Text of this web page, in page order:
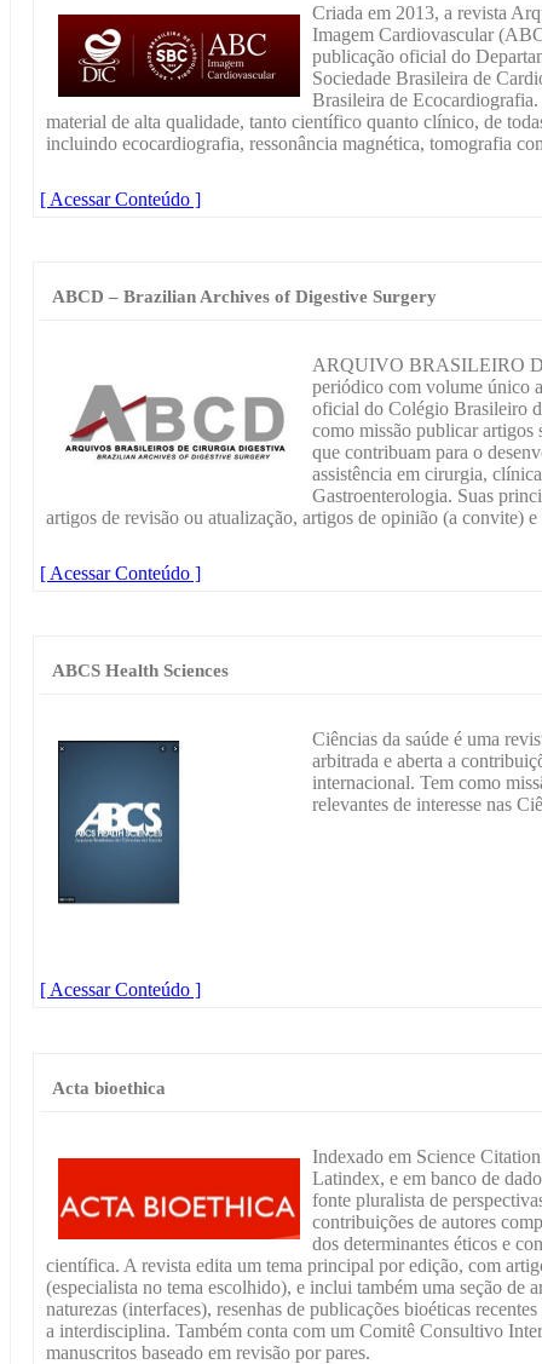
Criada em 2013, a revista
Imagem Cardiovascular
publicação oficial do
Sociedade Brasileira de
Brasileira de
material de alta qualidade, tanto científico quanto clínico, de
incluindo ecocardiografia, ressonância magnética, tomografia
[ Acessar Conteúdo ]
ABCD – Brazilian Archives of Digestive Surgery
ARQUIVO BRASILEIRO
periódico com volume único
oficial do Colégio Brasileiro
como missão publicar artigos
que contribuam para o
assistência em cirurgia,
Gastroenterologia. Suas
artigos de revisão ou atualização, artigos de opinião (a convite) e
[ Acessar Conteúdo ]
ABCS Health Sciences
Ciências da saúde é uma
arbitrada e aberta a
internacional. Tem como
relevantes de interesse nas
[ Acessar Conteúdo ]
Acta bioethica
Indexado em Science
Latindex, e em banco de
fonte pluralista de
contribuições de autores
dos determinantes éticos e
científica. A revista edita um tema principal por edição, com
(especialista no tema escolhido), e inclui também uma seção de
naturezas (interfaces), resenhas de publicações bioéticas
a interdisciplina. Também conta com um Comitê Consultivo
manuscritos baseado em revisão por pares.